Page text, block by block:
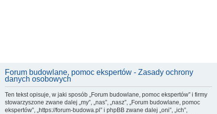
Forum budowlane, pomoc ekspertów - Zasady ochrony
danych osobowych
Ten tekst opisuje, w jaki sposób „Forum budowlane, pomoc ekspertów” i firmy
stowarzyszone zwane dalej „my”, „nas”, „nasz”, „Forum budowlane, pomoc
ekspertów”, „https://forum-budowa.pl” i phpBB zwane dalej „oni”, „ich”,